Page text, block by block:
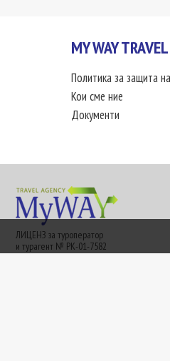
MY WAY TRAVEL
Политика за защита
Кои сме ние
Документи
ЛИЦЕНЗ за туроператор
и турагент № РК-01-7582